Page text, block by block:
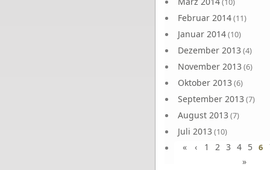
Februar 2014(11)
Januar 2014(10)
Dezember 2013 (4)
November 2013 (6)
Oktober 2013 (6)
September 2013 (7)
August 2013 (7)
Juli 2013 (10)
Juni 2013(10)
« ‹ 1 2 3 4 5 6
»